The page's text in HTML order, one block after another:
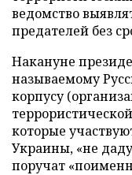
ведомство
предателей без
Накануне
называемому
корпусу
которые
Украины, «не
поручат